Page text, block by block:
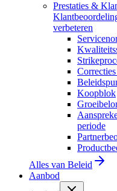
Prestaties &
verbeteren
Koopblok
periode
Alles van Beleid
Aanbod